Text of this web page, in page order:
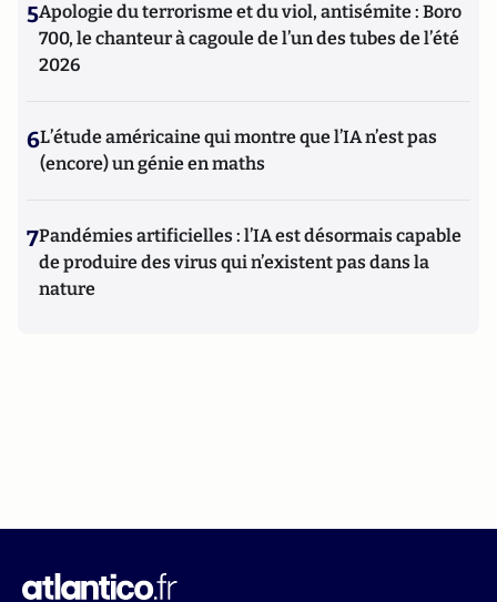
5Apologie du terrorisme et du viol, antisémite : Boro
700, le chanteur à cagoule de l’un des tubes de l’été
2026
6L’étude américaine qui montre que l’IA n’est pas
(encore) un génie en maths
7Pandémies artificielles : l’IA est désormais capable
de produire des virus qui n’existent pas dans la
nature